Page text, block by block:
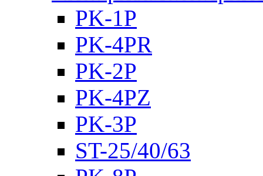
PK-1P
PK-4PR
PK-2Р
PK-4PZ
PK-3Р
ST-25/40/63